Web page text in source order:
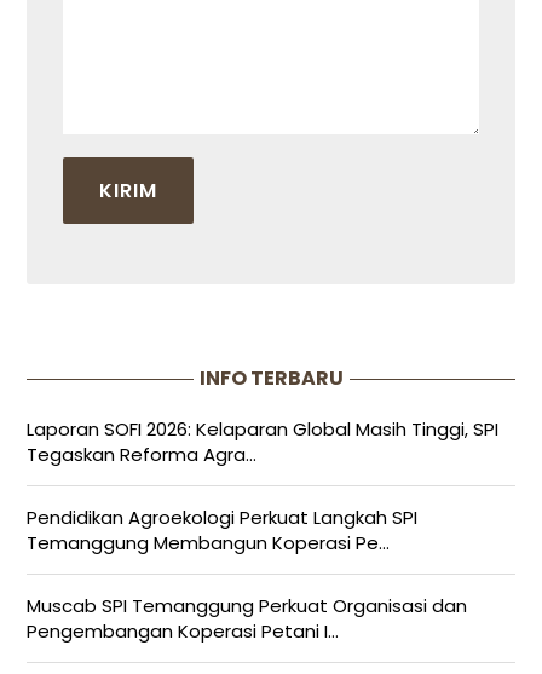
INFO TERBARU
Laporan SOFI 2026: Kelaparan Global Masih Tinggi, SPI
Tegaskan Reforma Agra...
Pendidikan Agroekologi Perkuat Langkah SPI
Temanggung Membangun Koperasi Pe...
Muscab SPI Temanggung Perkuat Organisasi dan
Pengembangan Koperasi Petani I...